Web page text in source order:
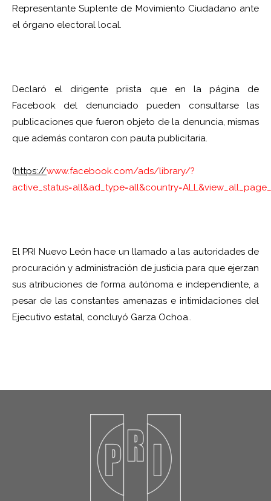
Representante Suplente de Movimiento Ciudadano ante
el órgano electoral local.
Declaró el dirigente priista que en la página de
Facebook del denunciado pueden consultarse las
publicaciones que fueron objeto de la denuncia, mismas
que además contaron con pauta publicitaria.
(https://www.facebook.com/ads/library/?
El PRI Nuevo León hace un llamado a las autoridades de
procuración y administración de justicia para que ejerzan
sus atribuciones de forma autónoma e independiente, a
pesar de las constantes amenazas e intimidaciones del
Ejecutivo estatal, concluyó Garza Ochoa..